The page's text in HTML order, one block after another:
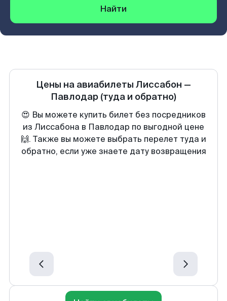
Найти
Цены на авиабилеты Лиссабон —
Павлодар (туда и обратно)
😍 Вы можете купить билет без посредников
из Лиссабона в Павлодар по выгодной цене
🙌. Также вы можете выбрать перелет туда и
обратно, если уже знаете дату возвращения